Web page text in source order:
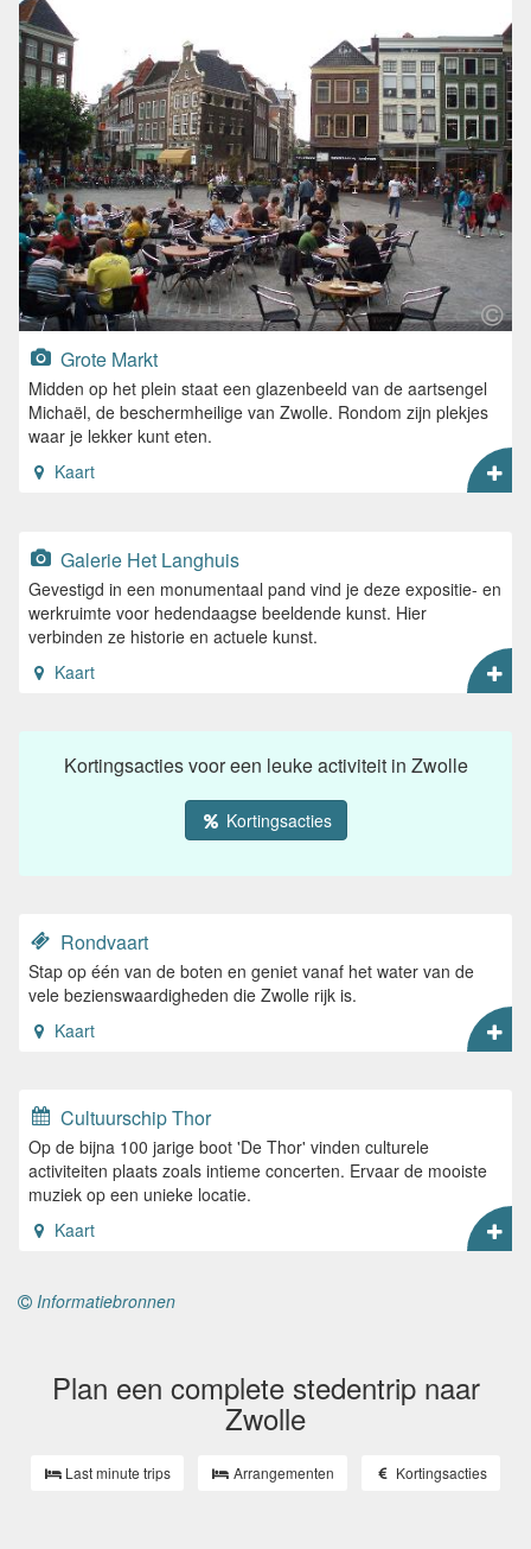
Grote Markt
Midden op het plein staat een glazenbeeld van de aartsengel
Michaël, de beschermheilige van Zwolle. Rondom zijn plekjes
waar je lekker kunt eten.
Kaart
Galerie Het Langhuis
Gevestigd in een monumentaal pand vind je deze expositie- en
werkruimte voor hedendaagse beeldende kunst. Hier
verbinden ze historie en actuele kunst.
Kaart
Kortingsacties voor een leuke activiteit in Zwolle
Kortingsacties
Rondvaart
Stap op één van de boten en geniet vanaf het water van de
vele bezienswaardigheden die Zwolle rijk is.
Kaart
Cultuurschip Thor
Op de bijna 100 jarige boot 'De Thor' vinden culturele
activiteiten plaats zoals intieme concerten. Ervaar de mooiste
muziek op een unieke locatie.
Kaart
Informatiebronnen
Plan een complete stedentrip naar
Zwolle
Last minute trips Arrangementen Kortingsacties